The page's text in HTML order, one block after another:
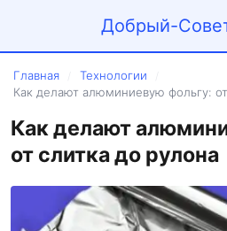
Добрый-
Главная Технологии
Как делают алюминиевую фольгу:
Как делают
от слитка до рулона